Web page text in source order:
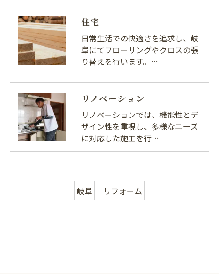
住宅
日常生活での快適さを追求し、岐
阜にてフローリングやクロスの張
り替えを行います。…
リノベーション
リノベーションでは、機能性とデ
ザイン性を重視し、多様なニーズ
に対応した施工を行…
岐阜 リフォーム